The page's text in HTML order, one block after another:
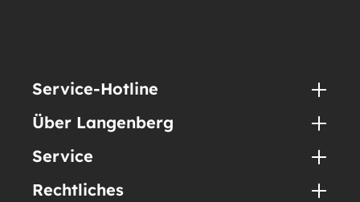
Service-Hotline
Über Langenberg
Service
Rechtliches